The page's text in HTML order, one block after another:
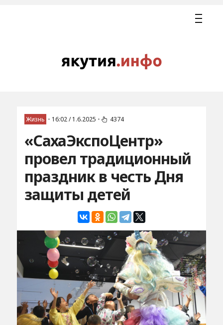
Жизнь • 16:02 / 1.6.2025 • 4374
«СахаЭкспоЦентр»
провел традиционный
праздник в честь Дня
защиты детей